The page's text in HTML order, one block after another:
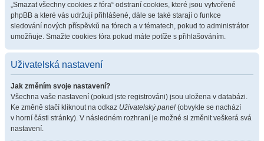
„Smazat všechny cookies z fóra“ odstraní cookies, které jsou vytvořené
phpBB a které vás udržují přihlášené, dále se také starají o funkce
sledování nových příspěvků na fórech a v tématech, pokud to administrátor
umožňuje. Smažte cookies fóra pokud máte potíže s přihlašováním.
Uživatelská nastavení
Jak změním svoje nastavení?
Všechna vaše nastavení (pokud jste registrováni) jsou uložena v databázi.
Ke změně stačí kliknout na odkaz Uživatelský panel (obvykle se nachází
v horní části stránky). V následném rozhraní je možné si změnit veškerá svá
nastavení.